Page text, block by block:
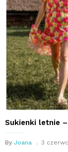
Sukienki letnie
By Joana 3